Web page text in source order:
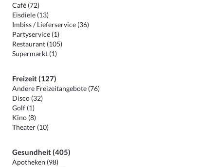
Café (72)
Eisdiele (13)
Imbiss / Lieferservice (36)
Partyservice (1)
Restaurant (105)
Supermarkt (1)
Freizeit (127)
Andere Freizeitangebote (76)
Disco (32)
Golf (1)
Kino (8)
Theater (10)
Gesundheit (405)
Apotheken (98)